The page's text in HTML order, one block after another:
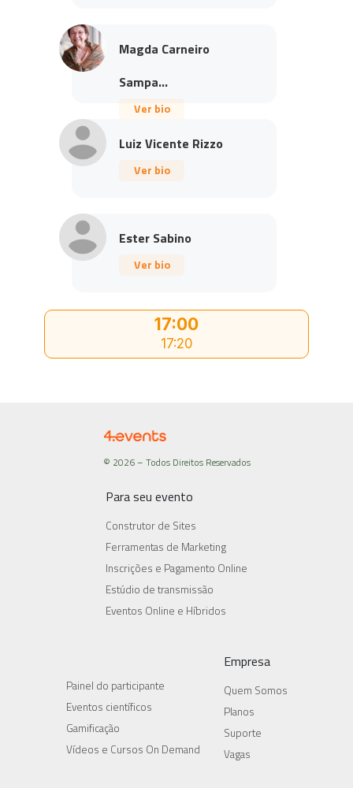
17:00
17:20
Magda Carneiro
Sampa...
Ver bio
Luiz Vicente Rizzo
Ver bio
Ester Sabino
Ver bio
© 2026 – Todos Direitos Reservados
Para seu evento
Construtor de Sites
Ferramentas de Marketing
Inscrições e Pagamento Online
Estúdio de transmissão
Eventos Online e Híbridos
Painel do participante
Eventos científicos
Gamificação
Vídeos e Cursos On Demand
Empresa
Quem Somos
Planos
Suporte
Vagas